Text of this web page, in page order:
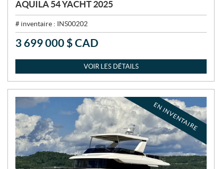
AQUILA 54 YACHT 2025
# inventaire : INS00202
P
X
:
3 699 000 $ CAD
VOIR LES DÉTAILS
EN INVENTAIRE